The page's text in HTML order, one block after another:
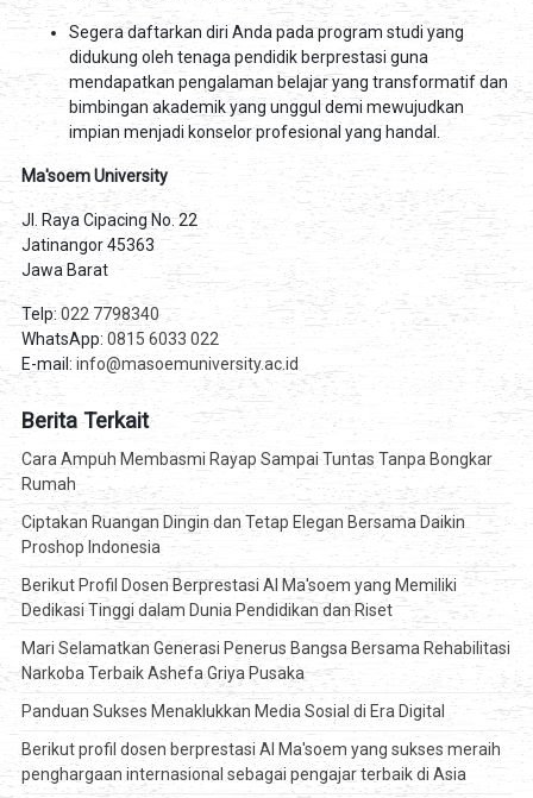
Segera daftarkan diri Anda pada program studi yang
didukung oleh tenaga pendidik berprestasi guna
mendapatkan pengalaman belajar yang transformatif dan
bimbingan akademik yang unggul demi mewujudkan
impian menjadi konselor profesional yang handal.
Ma'soem University
Jl. Raya Cipacing No. 22
Jatinangor 45363
Jawa Barat
Telp: 022 7798340
WhatsApp: 0815 6033 022
E-mail: info@masoemuniversity.ac.id
Berita Terkait
Cara Ampuh Membasmi Rayap Sampai Tuntas Tanpa Bongkar
Rumah
Ciptakan Ruangan Dingin dan Tetap Elegan Bersama Daikin
Proshop Indonesia
Berikut Profil Dosen Berprestasi Al Ma'soem yang Memiliki
Dedikasi Tinggi dalam Dunia Pendidikan dan Riset
Mari Selamatkan Generasi Penerus Bangsa Bersama Rehabilitasi
Narkoba Terbaik Ashefa Griya Pusaka
Panduan Sukses Menaklukkan Media Sosial di Era Digital
Berikut profil dosen berprestasi Al Ma'soem yang sukses meraih
penghargaan internasional sebagai pengajar terbaik di Asia